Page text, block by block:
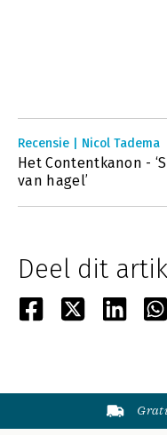
Recensie | Nicol Tadema
Het Contentkanon -
van hagel’
Deel dit